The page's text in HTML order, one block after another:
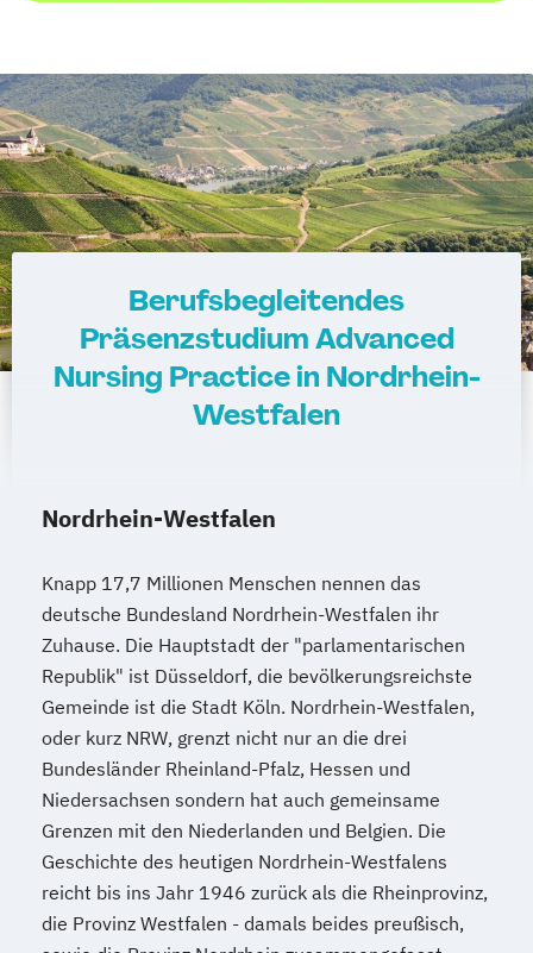
Berufsbegleitendes
Präsenzstudium Advanced
Nursing Practice in Nordrhein-
Westfalen
Nordrhein-Westfalen
Knapp 17,7 Millionen Menschen nennen das
deutsche Bundesland Nordrhein-Westfalen ihr
Zuhause. Die Hauptstadt der "parlamentarischen
Republik" ist Düsseldorf, die bevölkerungsreichste
Gemeinde ist die Stadt Köln. Nordrhein-Westfalen,
oder kurz NRW, grenzt nicht nur an die drei
Bundesländer Rheinland-Pfalz, Hessen und
Niedersachsen sondern hat auch gemeinsame
Grenzen mit den Niederlanden und Belgien. Die
Geschichte des heutigen Nordrhein-Westfalens
reicht bis ins Jahr 1946 zurück als die Rheinprovinz,
die Provinz Westfalen - damals beides preußisch,